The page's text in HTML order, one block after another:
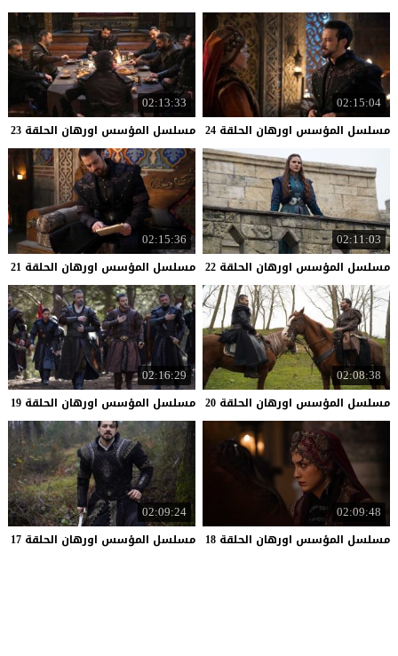
02:15:04
مسلسل المؤسس اورهان الحلقة 24
02:13:33
مسلسل المؤسس اورهان الحلقة 23
02:11:03
مسلسل المؤسس اورهان الحلقة 22
02:15:36
مسلسل المؤسس اورهان الحلقة 21
02:08:38
مسلسل المؤسس اورهان الحلقة 20
02:16:29
مسلسل المؤسس اورهان الحلقة 19
02:09:48
مسلسل المؤسس اورهان الحلقة 18
02:09:24
مسلسل المؤسس اورهان الحلقة 17